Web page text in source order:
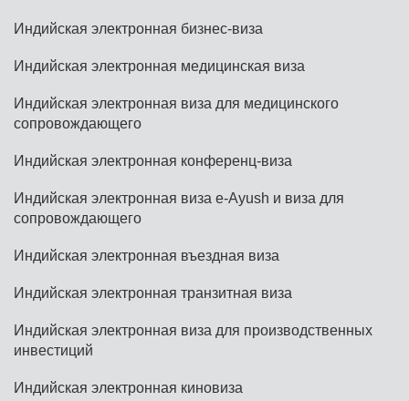
Индийская электронная бизнес-виза
Индийская электронная медицинская виза
Индийская электронная виза для медицинского
сопровождающего
Индийская электронная конференц-виза
Индийская электронная виза e-Ayush и виза для
сопровождающего
Индийская электронная въездная виза
Индийская электронная транзитная виза
Индийская электронная виза для производственных
инвестиций
Индийская электронная киновиза